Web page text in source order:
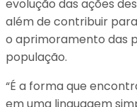
evolução das ações
além de contribuir
o aprimoramento das
população.
“É a forma que